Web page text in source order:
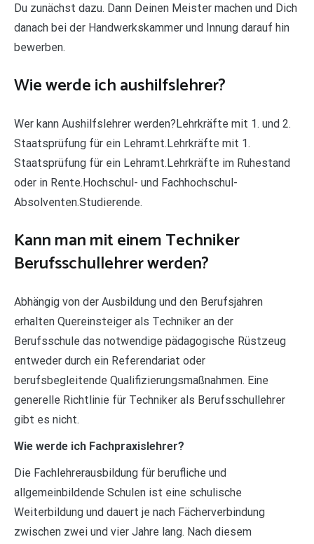
Du zunächst dazu. Dann Deinen Meister machen und Dich
danach bei der Handwerkskammer und Innung darauf hin
bewerben.
Wie werde ich aushilfslehrer?
Wer kann Aushilfslehrer werden?Lehrkräfte mit 1. und 2.
Staatsprüfung für ein Lehramt.Lehrkräfte mit 1.
Staatsprüfung für ein Lehramt.Lehrkräfte im Ruhestand
oder in Rente.Hochschul- und Fachhochschul-
Absolventen.Studierende.
Kann man mit einem Techniker
Berufsschullehrer werden?
Abhängig von der Ausbildung und den Berufsjahren
erhalten Quereinsteiger als Techniker an der
Berufsschule das notwendige pädagogische Rüstzeug
entweder durch ein Referendariat oder
berufsbegleitende Qualifizierungsmaßnahmen. Eine
generelle Richtlinie für Techniker als Berufsschullehrer
gibt es nicht.
Wie werde ich Fachpraxislehrer?
Die Fachlehrerausbildung für berufliche und
allgemeinbildende Schulen ist eine schulische
Weiterbildung und dauert je nach Fächerverbindung
zwischen zwei und vier Jahre lang. Nach diesem